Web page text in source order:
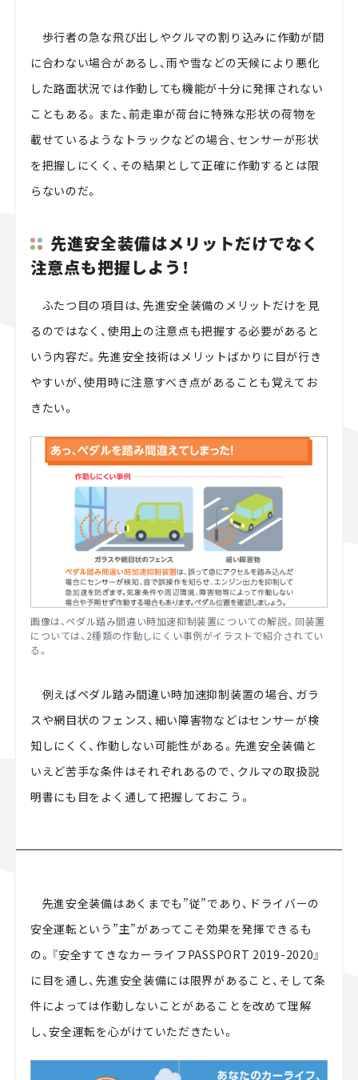
歩行者の急な飛び出しやクルマの割り込みに作動が間
に合わない場合があるし、雨や雪などの天候により悪化
した路面状況では作動しても機能が十分に発揮されない
こともある。また、前走車が荷台に特殊な形状の荷物を
載せているようなトラックなどの場合、センサーが形状
を把握しにくく、その結果として正確に作動するとは限
らないのだ。
先進安全装備はメリットだけでなく
注意点も把握しよう！
ふたつ目の項目は、先進安全装備のメリットだけを見
るのではなく、使用上の注意点も把握する必要があると
いう内容だ。先進安全技術はメリットばかりに目が行き
やすいが、使用時に注意すべき点があることも覚えてお
きたい。
画像は、ペダル踏み間違い時加速抑制装置についての解説。同装置
については、2種類の作動しにくい事例がイラストで紹介されてい
る。
例えばペダル踏み間違い時加速抑制装置の場合、ガラ
スや網目状のフェンス、細い障害物などはセンサーが検
知しにくく、作動しない可能性がある。先進安全装備と
いえど苦手な条件はそれぞれあるので、クルマの取扱説
明書にも目をよく通して把握しておこう。
先進安全装備はあくまでも”従”であり、ドライバーの
安全運転という”主”があってこそ効果を発揮できるも
の。『安全すてきなカーライフPASSPORT 2019-2020』
に目を通し、先進安全装備には限界があること、そして条
件によっては作動しないことがあることを改めて理解
し、安全運転を心がけていただきたい。